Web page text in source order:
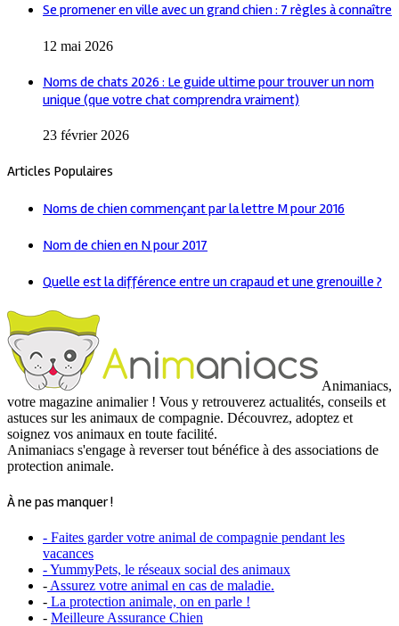
Se promener en ville avec un grand chien : 7 règles à connaître
12 mai 2026
Noms de chats 2026 : Le guide ultime pour trouver un nom
unique (que votre chat comprendra vraiment)
23 février 2026
Articles Populaires
Noms de chien commençant par la lettre M pour 2016
Nom de chien en N pour 2017
Quelle est la différence entre un crapaud et une grenouille ?
Animaniacs,
votre magazine animalier ! Vous y retrouverez actualités, conseils et
astuces sur les animaux de compagnie. Découvrez, adoptez et
soignez vos animaux en toute facilité.
Animaniacs s'engage à reverser tout bénéfice à des associations de
protection animale.
À ne pas manquer !
- Faites garder votre animal de compagnie pendant les
vacances
- YummyPets, le réseaux social des animaux
- Assurez votre animal en cas de maladie.
- La protection animale, on en parle !
- Meilleure Assurance Chien